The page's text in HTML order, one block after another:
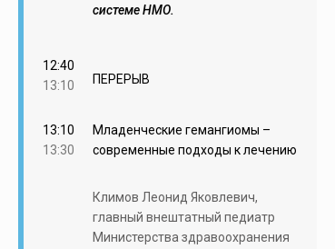
системе НМО.
12:40
13:10
ПЕРЕРЫВ
13:10
13:30
Младенческие гемангиомы –
современные подходы к лечению
Климов Леонид Яковлевич,
главный внештатный педиатр
Министерства здравоохранения